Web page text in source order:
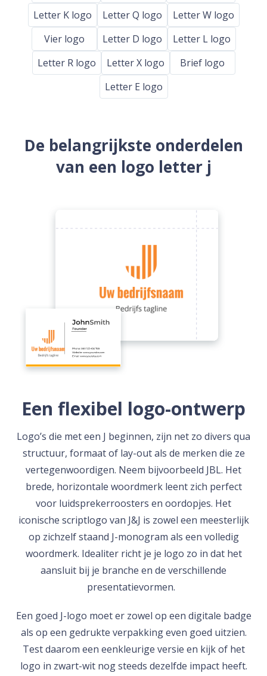
Letter K logo
Letter Q logo
Letter W logo
Vier logo
Letter D logo
Letter L logo
Letter R logo
Letter X logo
Brief logo
Letter E logo
De belangrijkste onderdelen
van een logo letter j
Een flexibel logo-ontwerp
Logo’s die met een J beginnen, zijn net zo divers qua
structuur, formaat of lay-out als de merken die ze
vertegenwoordigen. Neem bijvoorbeeld JBL. Het
brede, horizontale woordmerk leent zich perfect
voor luidsprekerroosters en oordopjes. Het
iconische scriptlogo van J&J is zowel een meesterlijk
op zichzelf staand J-monogram als een volledig
woordmerk. Idealiter richt je je logo zo in dat het
aansluit bij je branche en de verschillende
presentatievormen.
Een goed J-logo moet er zowel op een digitale badge
als op een gedrukte verpakking even goed uitzien.
Test daarom een eenkleurige versie en kijk of het
logo in zwart-wit nog steeds dezelfde impact heeft.